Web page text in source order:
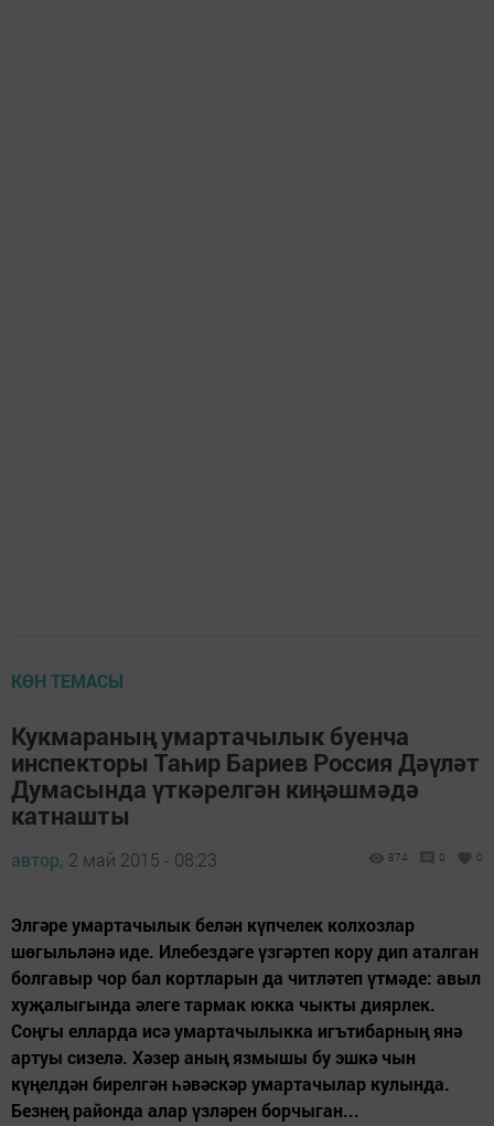
КӨН ТЕМАСЫ
Кукмараның умартачылык буенча
инспекторы Таһир Бариев Россия Дәүләт
Думасында үткәрелгән киңәшмәдә
катнашты
автор, 2 май 2015 - 08:23 874 0 0
Элгәре умартачылык белән күпчелек колхозлар
шөгыльләнә иде. Илебездәге үзгәртеп кору дип аталган
болгавыр чор бал кортларын да читләтеп үтмәде: авыл
хуҗалыгында әлеге тармак юкка чыкты диярлек.
Соңгы елларда исә умартачылыкка игътибарның янә
артуы сизелә. Хәзер аның язмышы бу эшкә чын
күңелдән бирелгән һәвәскәр умартачылар кулында.
Безнең районда алар үзләрен борчыган...